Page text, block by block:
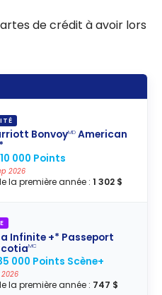
de crédit à avoir lors
BonvoyMD American
*
000 Points
2026
la première année : 1 302 $
Infinite +* Passeport
MC
000 Points Scène+
2026
la première année : 747 $